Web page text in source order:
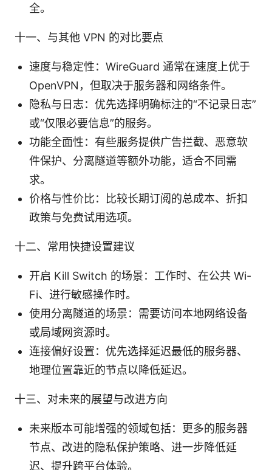
全。
十一、与其他 VPN 的对比要点
速度与稳定性：WireGuard 通常在速度上优于
OpenVPN，但取决于服务器和网络条件。
隐私与日志：优先选择明确标注的“不记录日志”
或“仅限必要信息”的服务。
功能全面性：有些服务提供广告拦截、恶意软
件保护、分离隧道等额外功能，适合不同需
求。
价格与性价比：比较长期订阅的总成本、折扣
政策与免费试用选项。
十二、常用快捷设置建议
开启 Kill Switch 的场景：工作时、在公共 Wi-
Fi、进行敏感操作时。
使用分离隧道的场景：需要访问本地网络设备
或局域网资源时。
连接偏好设置：优先选择延迟最低的服务器、
地理位置靠近的节点以降低延迟。
十三、对未来的展望与改进方向
未来版本可能增强的领域包括：更多的服务器
节点、改进的隐私保护策略、进一步降低延
迟、提升跨平台体验。